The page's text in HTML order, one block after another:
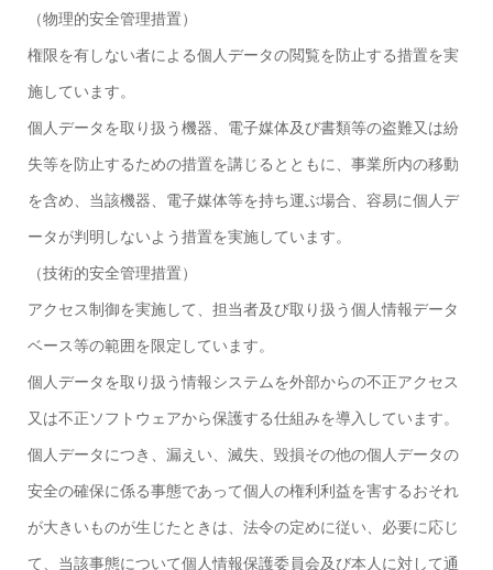
（物理的安全管理措置）
権限を有しない者による個人データの閲覧を防止する措置を実
施しています。
個人データを取り扱う機器、電子媒体及び書類等の盗難又は紛
失等を防止するための措置を講じるとともに、事業所内の移動
を含め、当該機器、電子媒体等を持ち運ぶ場合、容易に個人デ
ータが判明しないよう措置を実施しています。
（技術的安全管理措置）
アクセス制御を実施して、担当者及び取り扱う個人情報データ
ベース等の範囲を限定しています。
個人データを取り扱う情報システムを外部からの不正アクセス
又は不正ソフトウェアから保護する仕組みを導入しています。
個人データにつき、漏えい、滅失、毀損その他の個人データの
安全の確保に係る事態であって個人の権利利益を害するおそれ
が大きいものが生じたときは、法令の定めに従い、必要に応じ
て、当該事態について個人情報保護委員会及び本人に対して通